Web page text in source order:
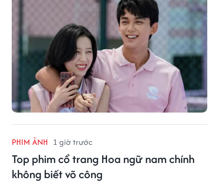
PHIM ẢNH 1 giờ trước
Top phim cổ trang Hoa ngữ nam chính
không biết võ công